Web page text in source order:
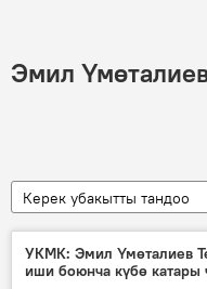
Эмил
Керек убакытты тандоо
УКМК: Эмил Үмөталиев
иши боюнча күбө